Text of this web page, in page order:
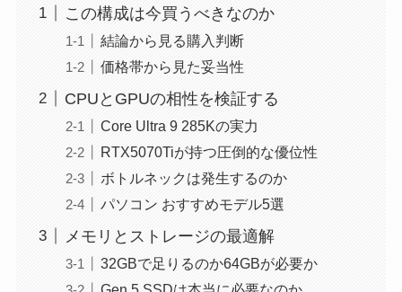
この構成は今買うべきなのか
結論から見る購入判断
価格帯から見た妥当性
CPUとGPUの相性を検証する
Core Ultra 9 285Kの実力
RTX5070Tiが持つ圧倒的な優位性
ボトルネックは発生するのか
パソコン おすすめモデル5選
メモリとストレージの最適解
32GBで足りるのか64GBが必要か